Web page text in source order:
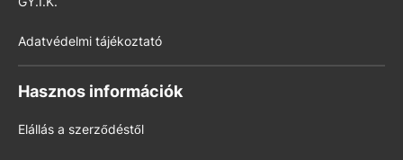
Adatvédelmi tájékoztató
Hasznos információk
Elállás a szerződéstől